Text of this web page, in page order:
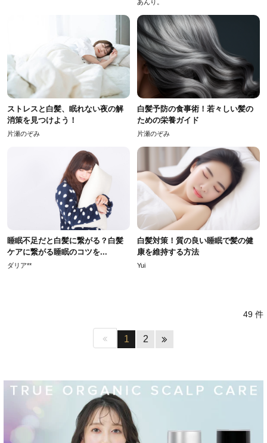
あんり。
ストレスと白髪、眠れない夜の解
消策を見つけよう！
片瀬のぞみ
白髪予防の食事術！若々しい髪の
ための栄養ガイド
片瀬のぞみ
睡眠不足だと白髪に繋がる？白髪
ケアに繋がる睡眠のコツを...
ダリア**
白髪対策！質の良い睡眠で髪の健
康を維持する方法
Yui
49 件
1 2